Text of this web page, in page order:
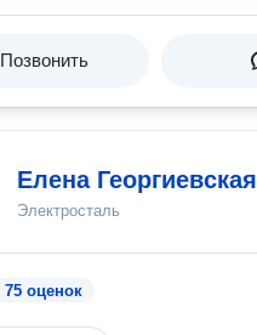
Позвонить
Елена Георгиевская
Электросталь
75 оценок